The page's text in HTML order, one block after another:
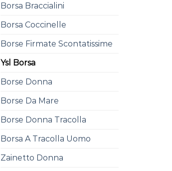
Borsa Braccialini
Borsa Coccinelle
Borse Firmate Scontatissime
Ysl Borsa
Borse Donna
Borse Da Mare
Borse Donna Tracolla
Borsa A Tracolla Uomo
Zainetto Donna